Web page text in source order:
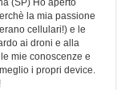
la mia passione
cellulari!) e le
ai droni e alla
mie conoscenze e
i propri device.